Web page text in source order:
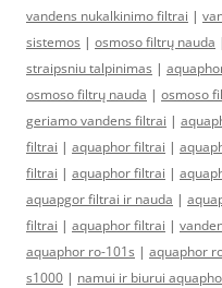
vandens nukalkinimo filtrai |
sistemos | osmoso filtrų nauda
straipsniu talpinimas |
osmoso filtrų nauda | osmoso
geriamo vandens filtrai |
filtrai | aquaphor filtrai |
filtrai | aquaphor filtrai |
aquapgor filtrai ir nauda |
filtrai | aquaphor filtrai |
aquaphor ro-101s | aquaphor
s1000 | namui ir biurui